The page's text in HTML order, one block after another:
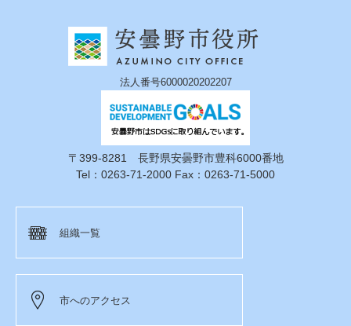
法人番号6000020202207
〒399-8281 長野県安曇野市豊科6000番地
Tel：0263-71-2000 Fax：0263-71-5000
組織一覧
市へのアクセス